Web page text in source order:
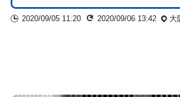
2020/09/05 11:20 2020/09/06 13:42 大